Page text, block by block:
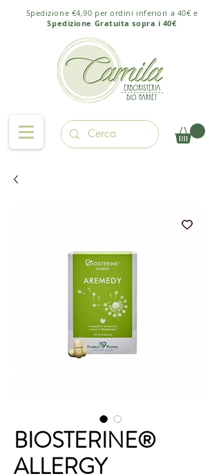
Spedizione €4,90 per ordini inferiori a 40€ e
Spedizione Gratuita sopra i 40€
BIOSTERINE®
ALLERGY